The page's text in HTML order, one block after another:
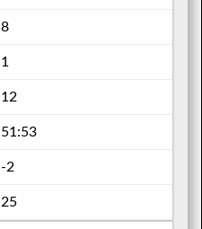
8
1
12
51:53
-2
25